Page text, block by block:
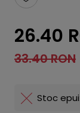
26.40
33.40 RON
Stoc